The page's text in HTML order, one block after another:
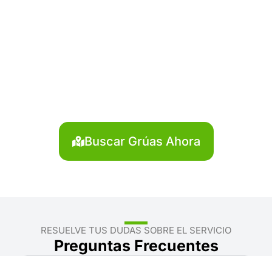
Buscar Grúas Ahora
RESUELVE TUS DUDAS SOBRE EL SERVICIO
Preguntas Frecuentes